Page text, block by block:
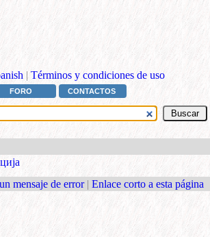
| Términos y condiciones de uso
FORO CONTACTOS
mensaje de error | Enlace corto a esta página